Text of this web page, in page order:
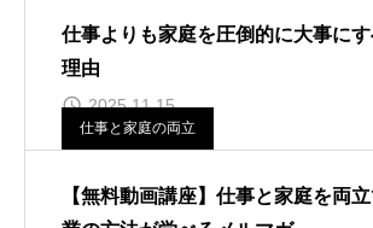
仕事よりも家庭を圧倒的に大事に
理由
2025.11.15
仕事と家庭の両立
【無料動画講座】仕事と家庭を両